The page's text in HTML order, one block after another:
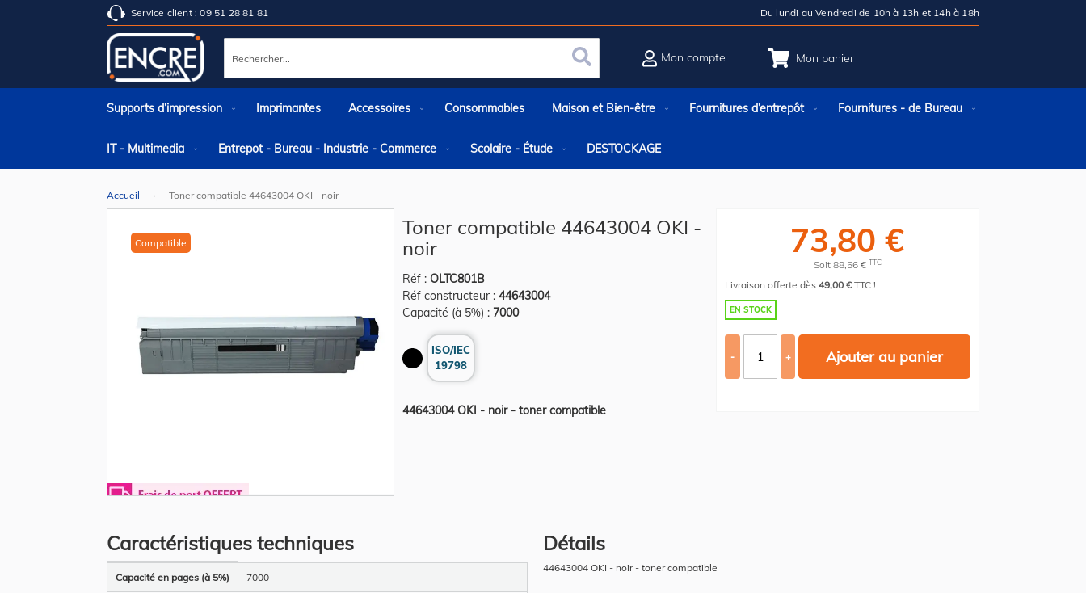
Service client : 09 51 28 81 81 Du lundi au Vendredi de 10h à 13h et 14h à 18h
Mon panier
Rechercher Rechercher
Mon compte
Supports d’impression Imprimantes Accessoires Consommables Maison et Bien-être Fournitures d’entrepôt Fournitures - de Bureau
IT - Multimedia Entrepot - Bureau - Industrie - Commerce Scolaire - Étude DESTOCKAGE
Accueil
Toner compatible 44643004 OKI - noir
beginning
of
the
images
gallery
Compatible
Toner compatible 44643004 OKI -
noir
Réf : OLTC801B
Réf constructeur : 44643004
Capacité (à 5%) : 7000
ISO/IEC
19798
44643004 OKI - noir - toner compatible
73,80 €
Soit 88,56 € TTC
Livraison offerte dès49,00 €TTC !
EN STOCK
- + Ajouter au panier
Caractéristiques techniques
d’information
Capacité en pages (à 5%) 7000
Détails
44643004 OKI - noir - toner compatible